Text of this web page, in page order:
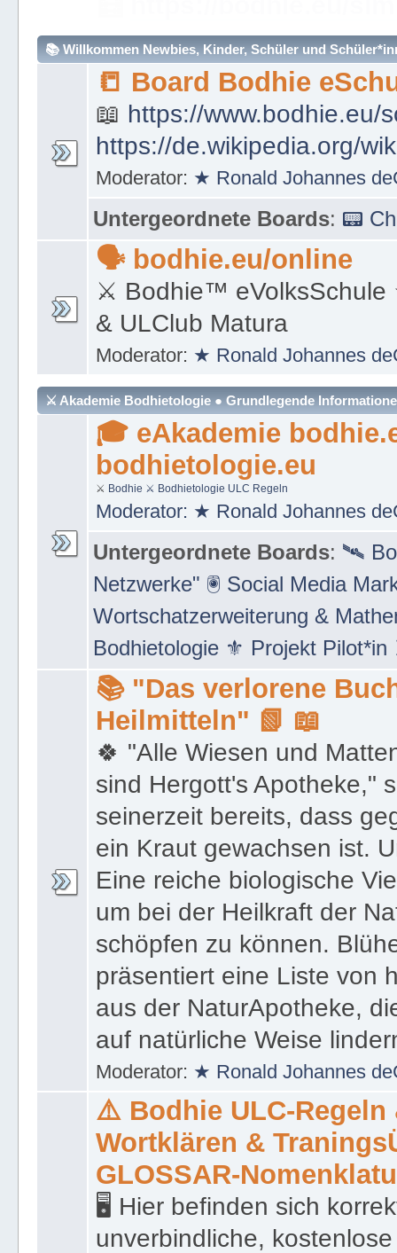
📚 Willkommen Newbies, Kinder, Schüler und
📒 Board Bodhie
📖 https://www.bodhie.eu/
https://de.wikipedia.org/
Moderator: ★ Ronald Johannes
Untergeordnete Boards: 📟
🗣 bodhie.eu/online
⚔ Bodhie™
& ULClub Matura
Moderator: ★ Ronald Johannes
⚔ Akademie Bodhietologie ● Grundlegende
🎓 eAkademie
bodhietologie.eu
⚔ Bodhie ⚔ Bodhietologie ULC Regeln
Moderator: ★ Ronald Johannes
Untergeordnete Boards: 🛰
Netzwerke" 🖲 Social Media
Wortschatzerweiterung &
Bodhietologie ⚜ Projekt
📚 "Das verlorene
Heilmitteln" 📗 📖
🍀 "Alle Wiesen und
sind Hergott's Apotheke,"
seinerzeit bereits, dass
ein Kraut gewachsen ist.
Eine reiche biologische
um bei der Heilkraft der
schöpfen zu können.
präsentiert eine Liste von
aus der NaturApotheke,
auf natürliche Weise
Moderator: ★ Ronald Johannes
⚠️ Bodhie ULC-Regeln
Wortklären &
GLOSSAR-
🖥 Hier befinden sich
unverbindliche,